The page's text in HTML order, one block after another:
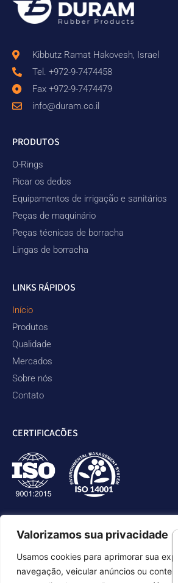
Valorizamos sua privacidade
Usamos cookies para aprimorar sua
navegação, veicular anúncios ou
Kibbutz Ramat Hakovesh, Israel
Tel. +972-9-7474458
Fax +972-9-7474479
info@duram.co.il
PRODUTOS
O-Rings
Picar os dedos
Equipamentos de irrigação e sanitários
Peças de maquinário
Peças técnicas de borracha
Lingas de borracha
LINKS RÁPIDOS
Início
Produtos
Qualidade
Mercados
Sobre nós
Contato
CERTIFICAÇÕES